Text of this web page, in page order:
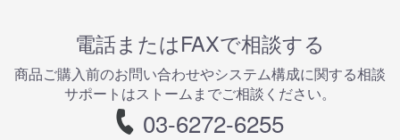
電話またはFAXで相談する
商品ご購⼊前のお問い合わせやシステム構成に関する相談
サポートはストームまでご相談ください。
03-6272-6255